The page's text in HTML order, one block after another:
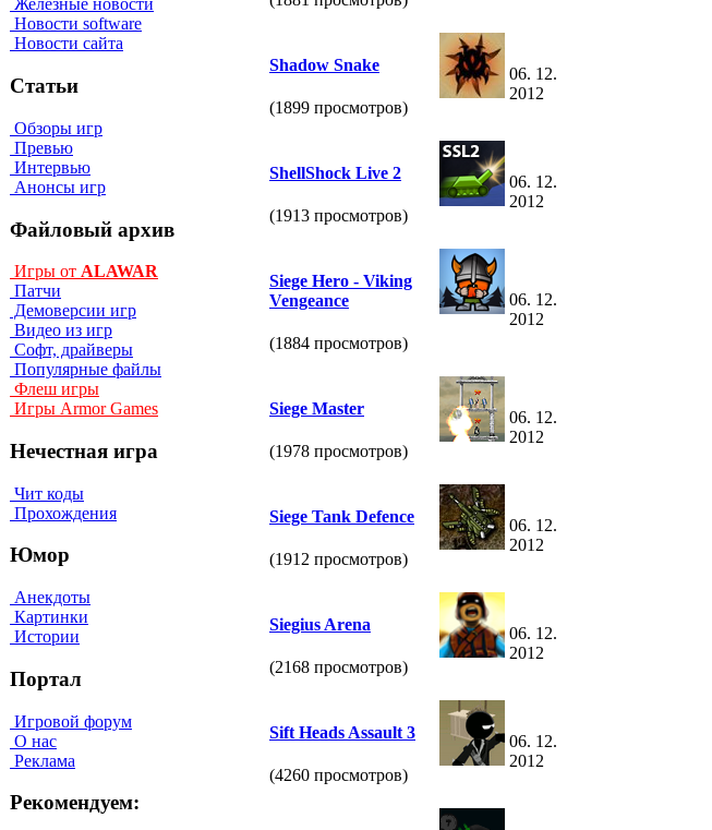
Железные новости
Новости software
Новости сайта
Статьи
Обзоры игр
Превью
Интервью
Анонсы игр
Файловый архив
Игры от ALAWAR
Патчи
Демоверсии игр
Видео из игр
Софт, драйверы
Популярные файлы
Флеш игры
Игры Armor Games
Нечестная игра
Чит коды
Прохождения
Юмор
Анекдоты
Картинки
Истории
Портал
Игровой форум
О нас
Реклама
Рекомендуем:
Shadow Snake
(1899 просмотров)
06. 12.
2012
ShellShock Live 2
(1913 просмотров)
06. 12.
2012
Siege Hero - Viking
Vengeance
(1884 просмотров)
06. 12.
2012
Siege Master
(1978 просмотров)
06. 12.
2012
Siege Tank Defence
(1912 просмотров)
06. 12.
2012
Siegius Arena
(2168 просмотров)
06. 12.
2012
Sift Heads Assault 3
(4260 просмотров)
06. 12.
2012